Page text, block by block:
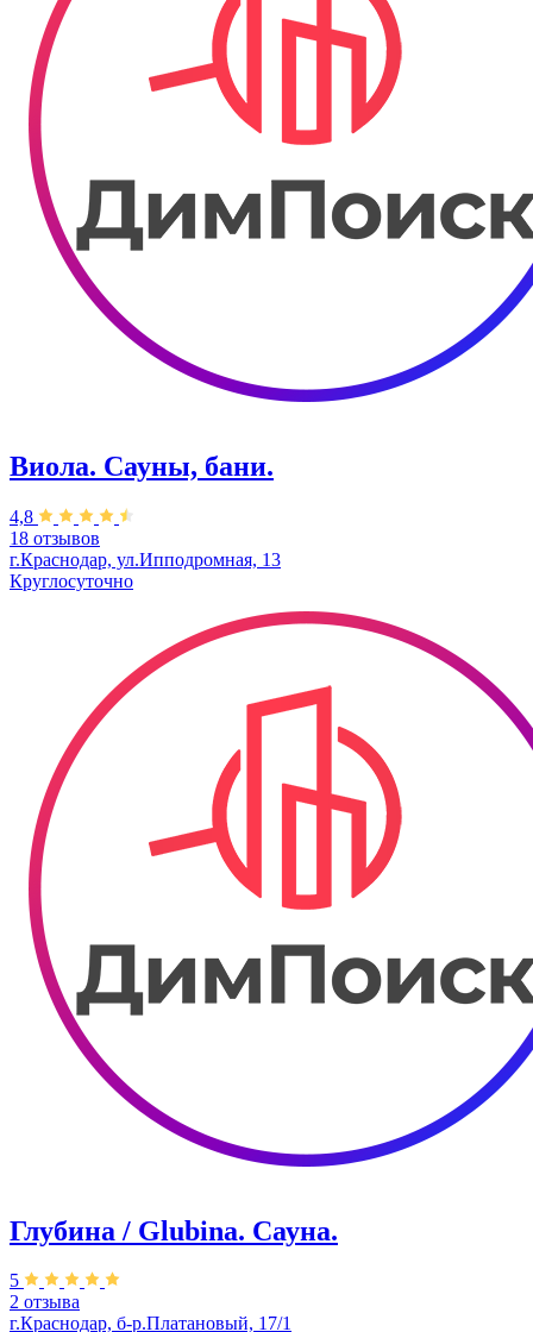
Виола. Сауны, бани.
4,8
18 отзывов
г.Краснодар, ул.Ипподромная, 13
Круглосуточно
Глубина / Glubina. Сауна.
5
2 отзыва
г.Краснодар, б-р.​Платановый, 17/1